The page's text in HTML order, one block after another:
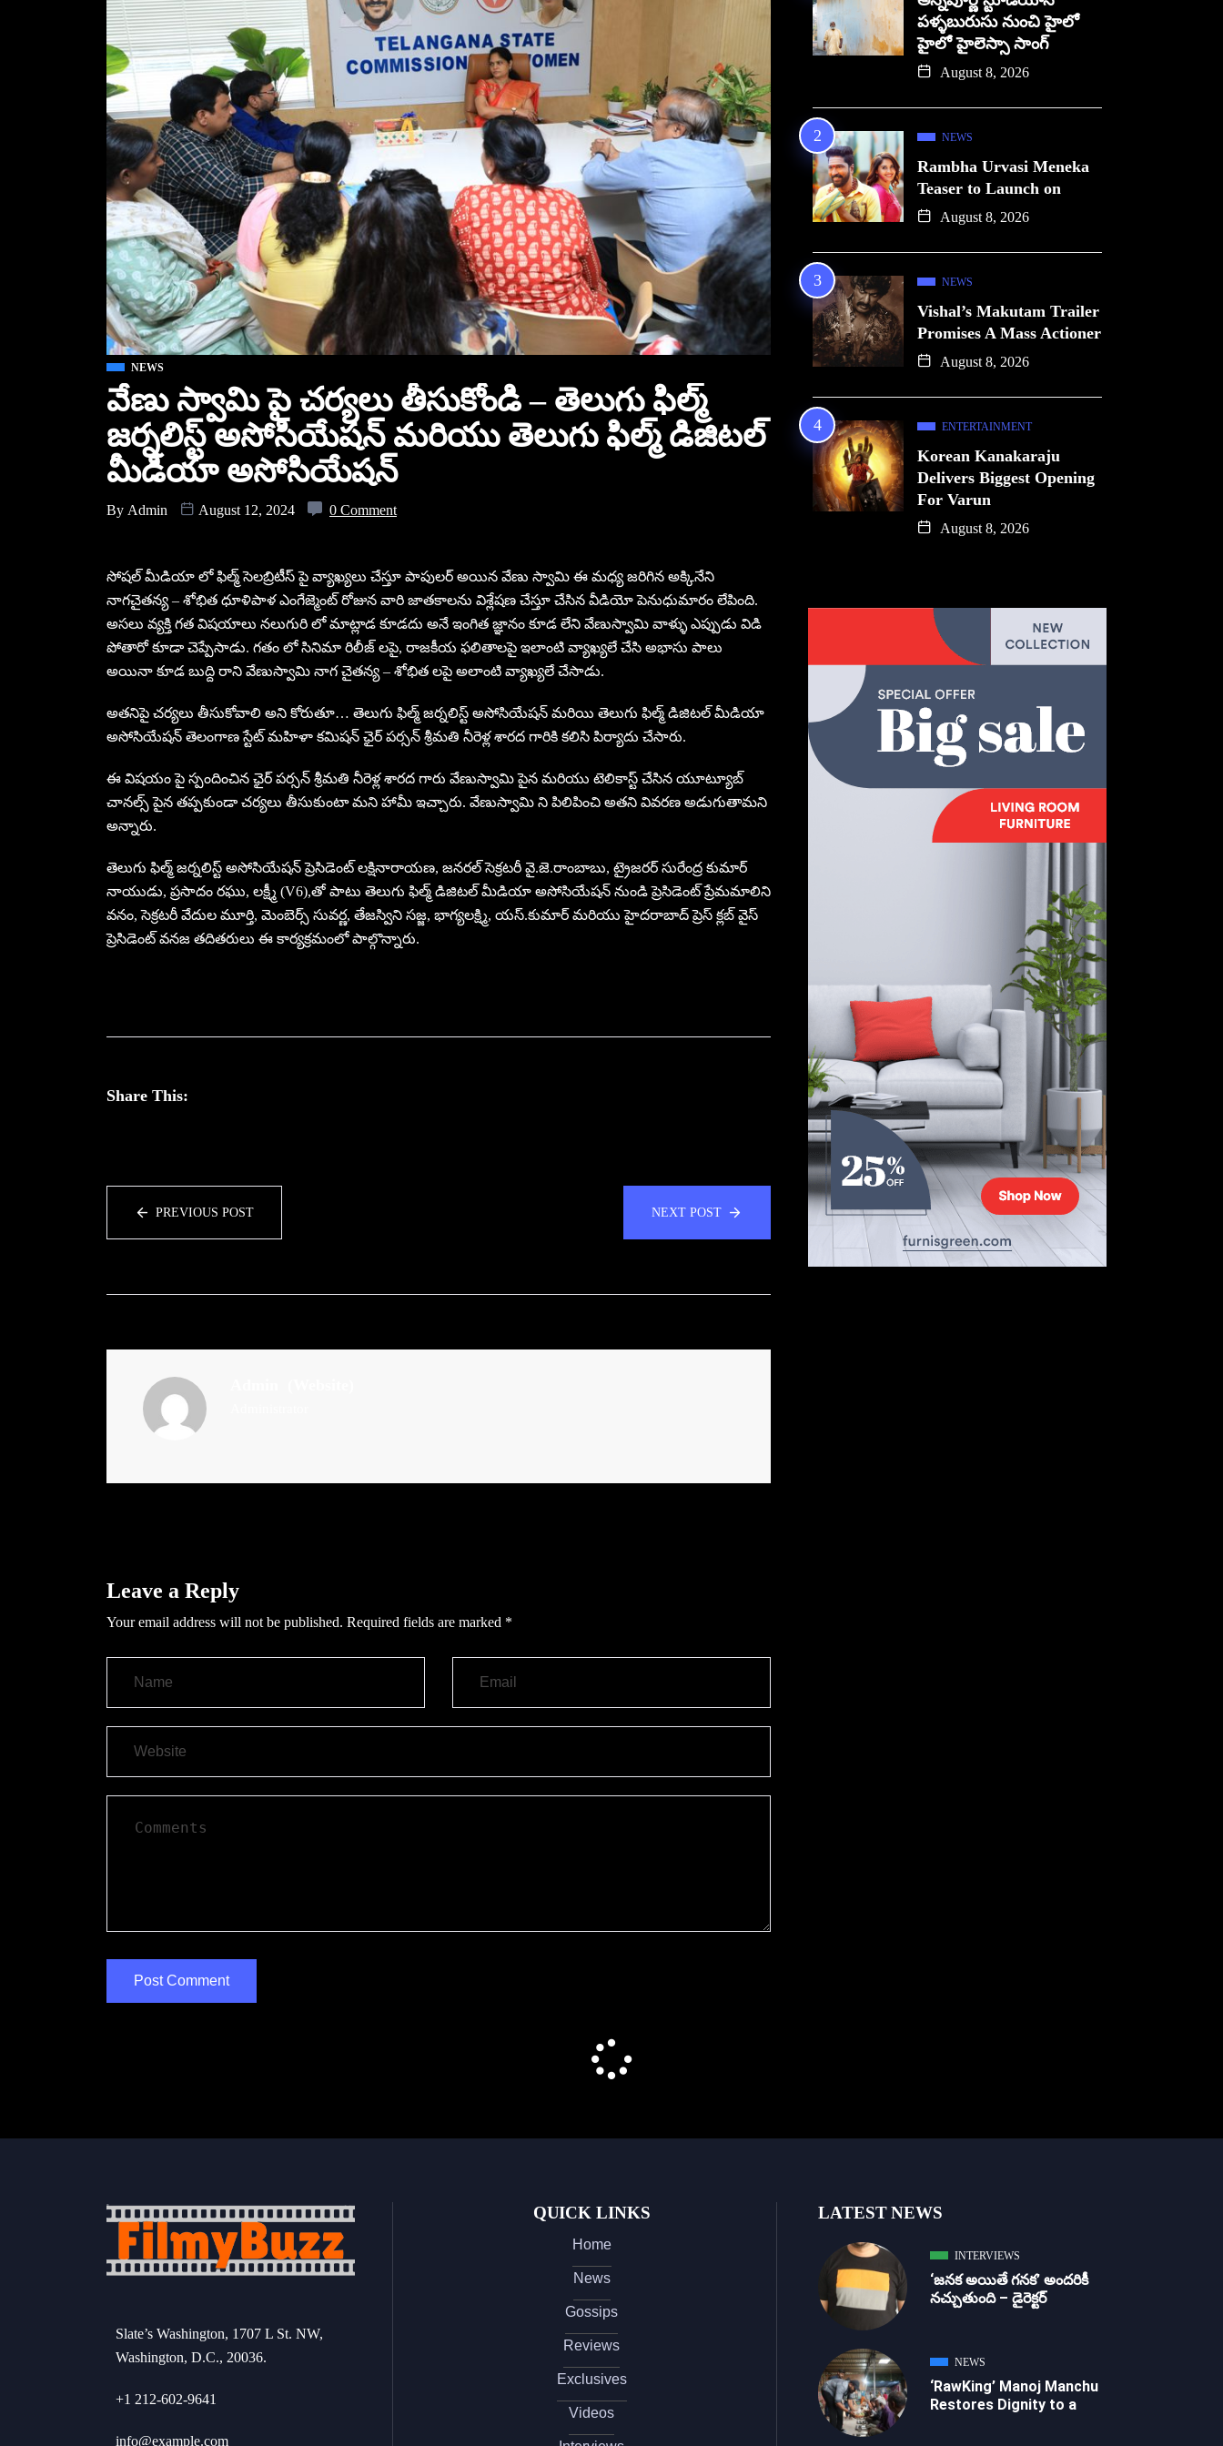
NEWS
వేణు స్వామి పై చర్యలు తీసుకోండి – తెలుగు ఫిల్మ్
జర్నలిస్ట్ అసోసియేషన్ మరియు తెలుగు ఫిల్మ్ డిజిటల్
మీడియా అసోసియేషన్
By Admin August 12, 2024 0 Comment
సోషల్ మీడియా లో ఫిల్మ్ సెలబ్రిటీస్ పై వ్యాఖ్యలు చేస్తూ పాపులర్ అయిన వేణు స్వామి ఈ మధ్య జరిగిన అక్కినేని
నాగచైతన్య – శోభిత ధూళిపాళ ఎంగేజ్మెంట్ రోజున వారి జాతకాలను విశ్లేషణ చేస్తూ చేసిన వీడియో పెనుధుమారం లేపింది.
అసలు వ్యక్తి గత విషయాలు నలుగురి లో మాట్లాడ కూడదు అనే ఇంగిత జ్ఞానం కూడ లేని వేణుస్వామి వాళ్ళు ఎప్పుడు విడి
పోతారో కూడా చెప్పేసాడు. గతం లో సినిమా రిలీజ్ లపై, రాజకీయ ఫలితాలపై ఇలాంటి వ్యాఖ్యలే చేసి అభాసు పాలు
అయినా కూడ బుద్ది రాని వేణుస్వామి నాగ చైతన్య – శోభిత లపై అలాంటి వ్యాఖ్యలే చేసాడు.
అతనిపై చర్యలు తీసుకోవాలి అని కోరుతూ… తెలుగు ఫిల్మ్ జర్నలిస్ట్ అసోసియేషన్ మరియి తెలుగు ఫిల్మ్ డిజిటల్ మీడియా
అసోసియేషన్ తెలంగాణ స్టేట్ మహిళా కమిషన్ ఛైర్ పర్సన్ శ్రీమతి నీరెళ్ల శారద గారికి కలిసి పిర్యాదు చేసారు.
ఈ విషయం పై స్పందించిన ఛైర్ పర్సన్ శ్రీమతి నీరెళ్ల శారద గారు వేణుస్వామి పైన మరియు టెలికాస్ట్ చేసిన యూట్యూబ్
చానల్స్ పైన తప్పకుండా చర్యలు తీసుకుంటా మని హామీ ఇచ్చారు. వేణుస్వామి ని పిలిపించి అతని వివరణ అడుగుతామని
అన్నారు.
తెలుగు ఫిల్మ్ జర్నలిస్ట్ అసోసియేషన్ ప్రెసిడెంట్ లక్షినారాయణ, జనరల్ సెక్రటరీ వై.జె.రాంబాబు, ట్రైజరర్ సురేంద్ర కుమార్
నాయుడు, ప్రసాదం రఘు, లక్ష్మీ (V6),తో పాటు తెలుగు ఫిల్మ్ డిజిటల్ మీడియా అసోసియేషన్ నుండి ప్రెసిడెంట్ ప్రేమమాలిని
వనం, సెక్రటరీ వేదుల మూర్తి, మెంబెర్స్ సువర్ణ, తేజస్విని సజ్జ, భాగ్యలక్ష్మి, యస్.కుమార్ మరియు హైదరాబాద్ ప్రెస్ క్లబ్ వైస్
ప్రెసిడెంట్ వనజ తదితరులు ఈ కార్యక్రమంలో పాల్గొన్నారు.
Share This:
PREVIOUS POST NEXT POST
Leave a Reply
Your email address will not be published. Required fields are marked *
పళ్ళబురుసు నుంచి హైలో
హైలో హైలెస్సా సాంగ్
August 8, 2026
NEWS
Rambha Urvasi Meneka
Teaser to Launch on
August 8, 2026
NEWS
Vishal’s Makutam Trailer
Promises A Mass Actioner
August 8, 2026
ENTERTAINMENT
Korean Kanakaraju
Delivers Biggest Opening
For Varun
August 8, 2026
Slate’s Washington, 1707 L St. NW,
Washington, D.C., 20036.
+1 212-602-9641
info@example.com
QUICK LINKS
Home
News
Gossips
Reviews
Exclusives
Videos
LATEST NEWS
INTERVIEWS
‘జ‌న‌క అయితే గ‌న‌క‌’ అందరికీ
నచ్చుతుంది – డైరెక్ట‌ర్
NEWS
‘RawKing’ Manoj Manchu
Restores Dignity to a